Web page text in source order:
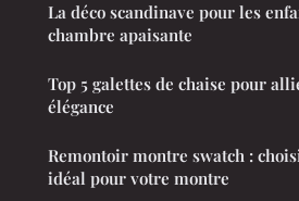
La déco scandinave pour les
chambre apaisante
Top 5 galettes de chaise pour
élégance
Remontoir montre swatch :
idéal pour votre montre